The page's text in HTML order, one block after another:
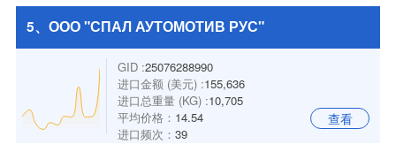
5、ООО "СПАЛ АУТОМОТИВ РУС"
GID :25076288990
进口金额 (美元) :155,636
进口总重量 (KG) :10,705
平均价格： 14.54
进口频次： 39
查看